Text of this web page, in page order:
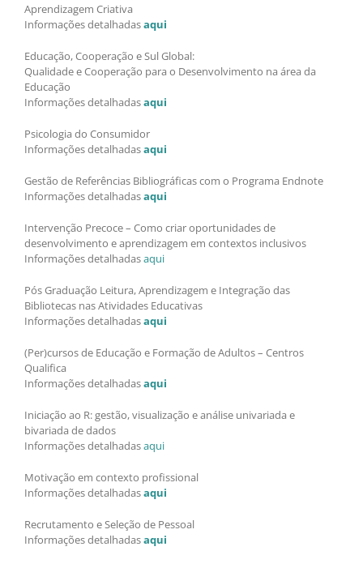
Aprendizagem Criativa
Informações detalhadasaqui
Educação, Cooperação e Sul Global:
Qualidade e Cooperação para o Desenvolvimento na área da
Educação
Informações detalhadasaqui
Psicologia do Consumidor
Informações detalhadasaqui
Gestão de Referências Bibliográficas com o Programa Endnote
Informações detalhadasaqui
Intervenção Precoce – Como criar oportunidades de
desenvolvimento e aprendizagem em contextos inclusivos
Informações detalhadasaqui
Pós Graduação Leitura, Aprendizagem e Integração das
Bibliotecas nas Atividades Educativas
Informações detalhadasaqui
(Per)cursos de Educação e Formação de Adultos – Centros
Qualifica
Informações detalhadasaqui
Iniciação ao R: gestão, visualização e análise univariada e
bivariada de dados
Informações detalhadasaqui
Motivação em contexto profissional
Informações detalhadasaqui
Recrutamento e Seleção de Pessoal
Informações detalhadasaqui